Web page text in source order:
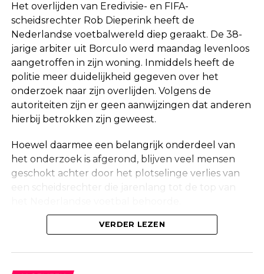
Het overlijden van Eredivisie- en FIFA-
scheidsrechter Rob Dieperink heeft de
Nederlandse voetbalwereld diep geraakt. De 38-
jarige arbiter uit Borculo werd maandag levenloos
aangetroffen in zijn woning. Inmiddels heeft de
politie meer duidelijkheid gegeven over het
onderzoek naar zijn overlijden. Volgens de
autoriteiten zijn er geen aanwijzingen dat anderen
hierbij betrokken zijn geweest.
Hoewel daarmee een belangrijk onderdeel van
het onderzoek is afgerond, blijven veel mensen
geschokt achter door het plotselinge verlies van
een scheidsrechter die jarenlang tot de top van
Onderzoek na vondst in woning
Molenstraat in Borculo een overleden persoon
VERDER LEZEN